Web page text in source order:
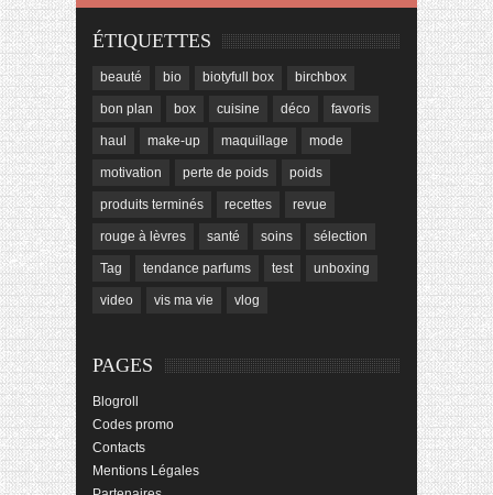
ÉTIQUETTES
beauté bio biotyfull box birchbox
bon plan box cuisine déco favoris
haul make-up maquillage mode
motivation perte de poids poids
produits terminés recettes revue
rouge à lèvres santé soins sélection
Tag tendance parfums test unboxing
video vis ma vie vlog
PAGES
Blogroll
Codes promo
Contacts
Mentions Légales